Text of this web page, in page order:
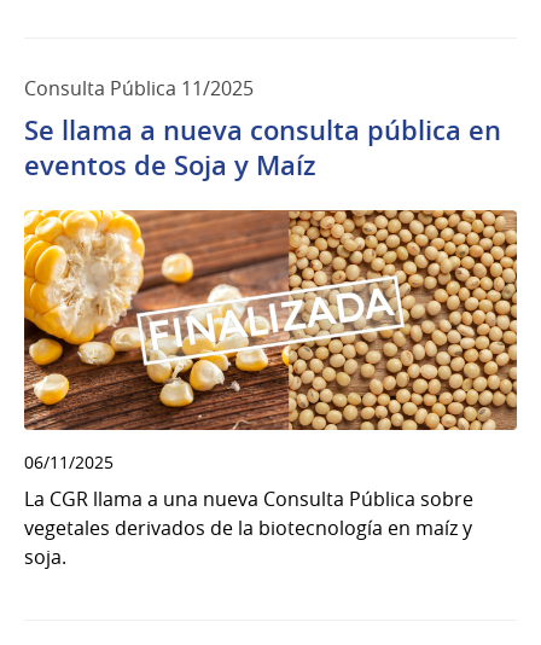
Consulta Pública 11/2025
Se llama a nueva consulta pública en
eventos de Soja y Maíz
06/11/2025
La CGR llama a una nueva Consulta Pública sobre
vegetales derivados de la biotecnología en maíz y
soja.